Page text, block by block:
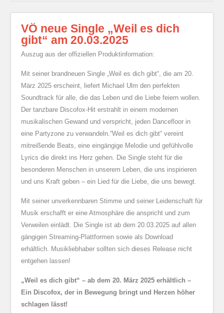
VÖ neue Single „Weil es dich
gibt“ am 20.03.2025
Auszug aus der offiziellen Produktinformation:
Mit seiner brandneuen Single „Weil es dich gibt“, die am 20.
März 2025 erscheint, liefert Michael Ulm den perfekten
Soundtrack für alle, die das Leben und die Liebe feiern wollen.
Der tanzbare Discofox-Hit erstrahlt in einem modernen
musikalischen Gewand und verspricht, jeden Dancefloor in
eine Partyzone zu verwandeln.“Weil es dich gibt“ vereint
mitreißende Beats, eine eingängige Melodie und gefühlvolle
Lyrics die direkt ins Herz gehen. Die Single steht für die
besonderen Menschen in unserem Leben, die uns inspirieren
und uns Kraft geben – ein Lied für die Liebe, die uns bewegt.
Mit seiner unverkennbaren Stimme und seiner Leidenschaft für
Musik erschafft er eine Atmosphäre die anspricht und zum
Verweilen einlädt. Die Single ist ab dem 20.03.2025 auf allen
gängigen Streaming-Plattformen sowie als Download
erhältlich. Musikliebhaber sollten sich dieses Release nicht
entgehen lassen!
„Weil es dich gibt“ – ab dem 20. März 2025 erhältlich –
Ein Discofox, der in Bewegung bringt und Herzen höher
schlagen lässt!